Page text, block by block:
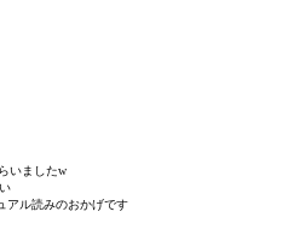
いましたw
アル読みのおかげです